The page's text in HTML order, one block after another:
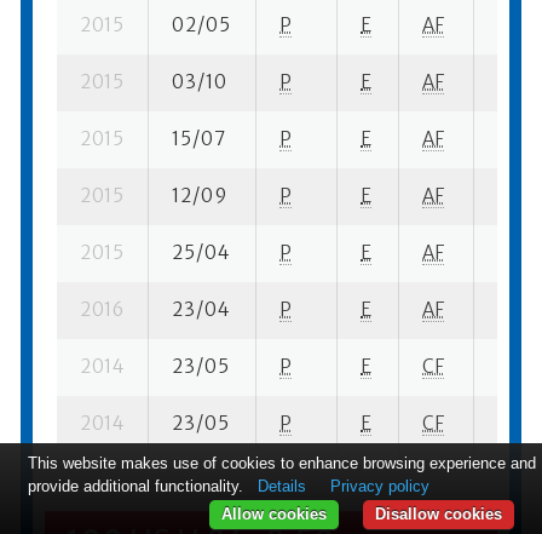
2015 02/05 P E AF
2015 03/10 P E AF
2015 15/07 P E AF
2015 12/09 P E AF
2015 25/04 P E AF
2016 23/04 P E AF
2014 23/05 P E CF
2014 23/05 P E CF
This website makes use of cookies to enhance browsing experience and
provide additional functionality.
Details
Privacy policy
Disallow cookies
Allow cookies